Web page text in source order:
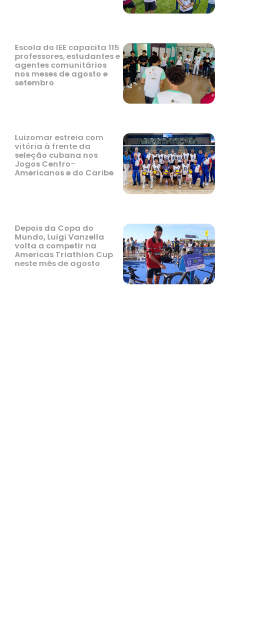
Escola do IEE capacita 115
professores, estudantes e
agentes comunitários
nos meses de agosto e
setembro
Luizomar estreia com
vitória à frente da
seleção cubana nos
Jogos Centro-
Americanos e do Caribe
Depois da Copa do
Mundo, Luigi Vanzella
volta a competir na
Americas Triathlon Cup
neste mês de agosto